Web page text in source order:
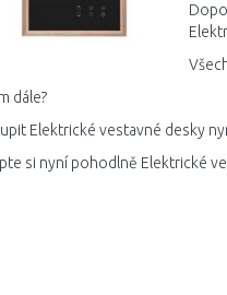
dále?
Elektrické vestavné desky
si nyní pohodlně Elektrické